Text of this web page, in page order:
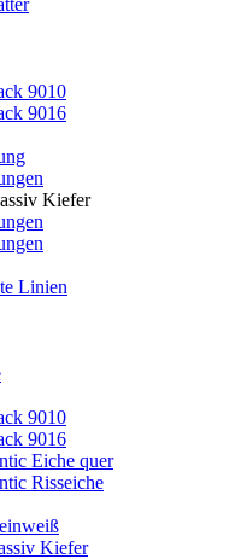
9010
9016
Kiefer
Linien
9010
9016
Eiche quer
Risseiche
Kiefer